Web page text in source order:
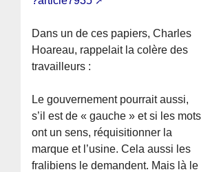
Dans un de ces papiers, Charles
Hoareau, rappelait la colère des
travailleurs :
Le gouvernement pourrait aussi,
s’il est de « gauche » et si les mots
ont un sens, réquisitionner la
marque et l’usine. Cela aussi les
fralibiens le demandent. Mais là le